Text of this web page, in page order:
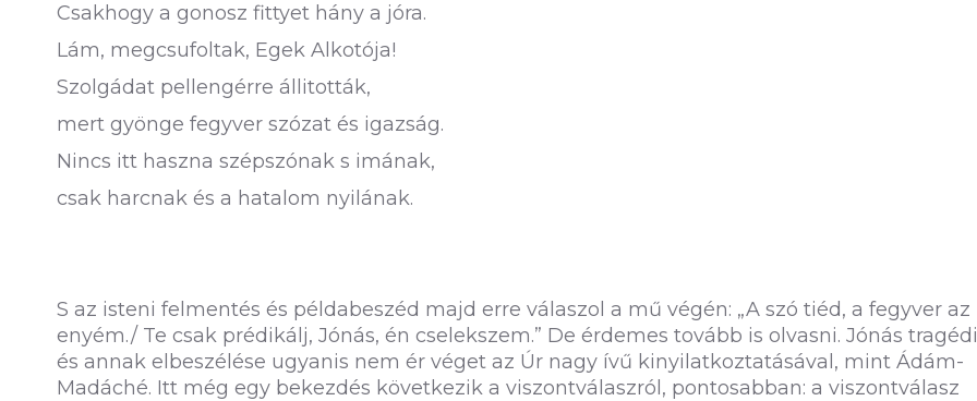
Csakhogy a gonosz fittyet hány a jóra.
Lám, megcsufoltak, Egek Alkotója!
Szolgádat pellengérre állitották,
mert gyönge fegyver szózat és igazság.
Nincs itt haszna szépszónak s imának,
csak harcnak és a hatalom nyilának.
S az isteni felmentés és példabeszéd majd erre válaszol a mű végén: „A szó tiéd, a fegyver az
enyém./ Te csak prédikálj, Jónás, én cselekszem.” De érdemes tovább is olvasni. Jónás
és annak elbeszélése ugyanis nem ér véget az Úr nagy ívű kinyilatkoztatásával, mint Ádám-
Madáché. Itt még egy bekezdés következik a viszontválaszról, pontosabban: a viszontválasz